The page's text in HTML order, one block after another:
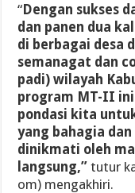
“Dengan sukses
dan panen dua
di berbagai desa
semanagat dan
padi) wilayah
program MT-II
pondasi kita
yang bahagia
dinikmati oleh
langsung,” tutur
om) mengakhiri.